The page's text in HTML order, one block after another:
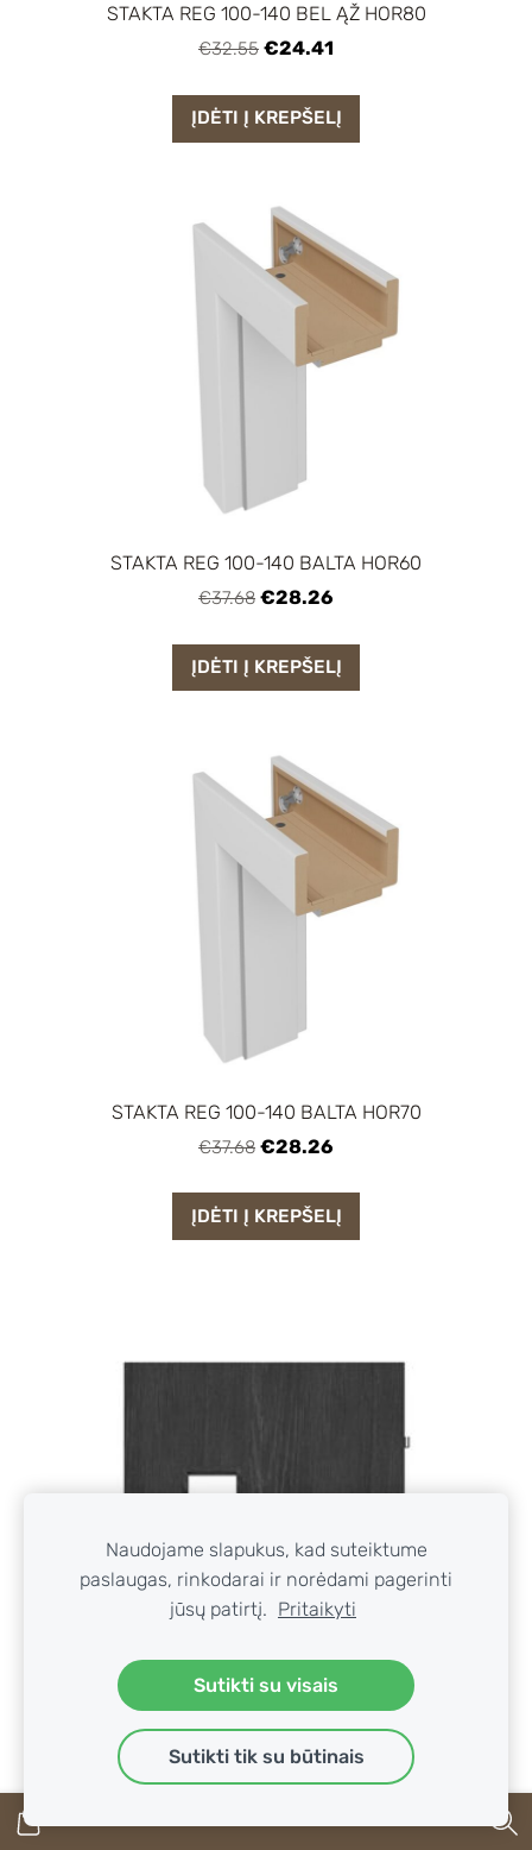
STAKTA REG 100-140 BEL ĄŽ HOR80
€32.55 €24.41
ĮDĖTI Į KREPŠELĮ
STAKTA REG 100-140 BALTA HOR60
€37.68 €28.26
ĮDĖTI Į KREPŠELĮ
STAKTA REG 100-140 BALTA HOR70
€37.68 €28.26
ĮDĖTI Į KREPŠELĮ
Naudojame slapukus, kad suteiktume
paslaugas, rinkodarai ir norėdami pagerinti
jūsų patirtį. Pritaikyti
Sutikti su visais
Sutikti tik su būtinais